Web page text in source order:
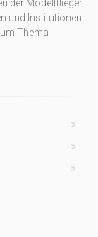
der Modellflieger
und Institutionen.
Thema